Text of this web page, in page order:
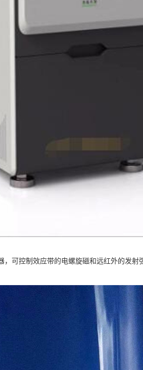
，可控制效应带的电螺旋磁和远红外的发